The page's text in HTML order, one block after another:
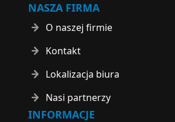
NASZA FIRMA
O naszej firmie
Kontakt
Lokalizacja biura
Nasi partnerzy
INFORMACJE